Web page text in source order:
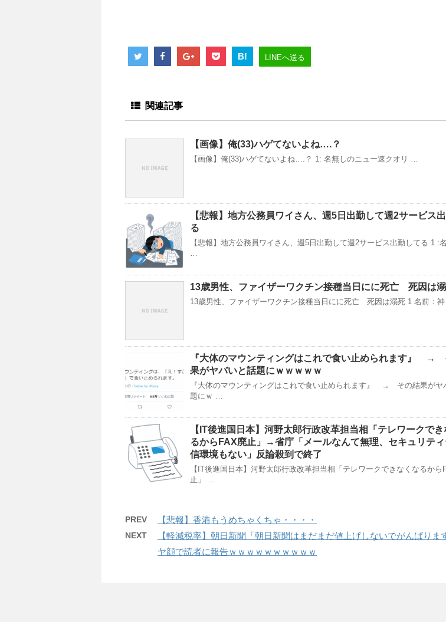
B! LINEへ送る
関連記事
【画像】俺(33)ハゲてないよね….？
【画像】俺(33)ハゲてないよね….？ 1: 名無しのニュー速クオリ …
【悲報】地方公務員ワイさん、週5日出勤して週2サービス
る
【悲報】地方公務員ワイさん、週5日出勤して週2サービス出勤してる 1 :
…
13歳男性、ファイザーワクチン接種当日にに死亡 死因は
13歳男性、ファイザーワクチン接種当日にに死亡 死因は溺死 1 名前：
『大体のマウンティングはこれで食い止められます』 →
果がヤバいと話題にｗｗｗｗｗ
『大体のマウンティングはこれで食い止められます』 → その結果がヤ
題にｗ …
【IT後進国日本】河野太郎行政改革担当相「テレワークで
るからFAX廃止」→省庁「メールなんて無理、セキュリテ
信環境もない」反論殺到で終了
【IT後進国日本】河野太郎行政改革担当相「テレワークできなくなるから
止」 …
PREV 【悲報】香港もうめちゃくちゃ・・・・
NEXT
【軽減税率】朝日新聞「朝日新聞はまだまだ値上げしないでがんばりま
ヤ顔で読者に報告ｗｗｗｗｗｗｗｗｗｗ